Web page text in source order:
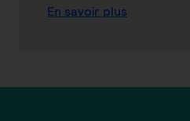
En savoir plus